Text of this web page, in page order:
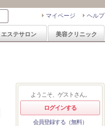
ヘルプ
マイページ
エステサロン 美容クリニック
ようこそ、ゲストさん。
ログインする
会員登録する（無料）